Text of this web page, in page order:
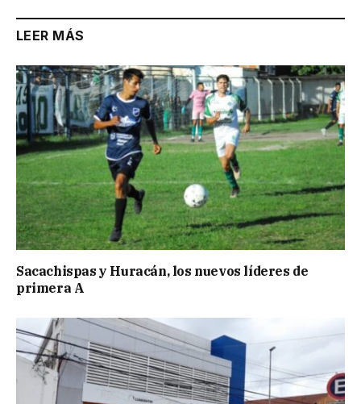
LEER MÁS
Sacachispas y Huracán, los nuevos líderes de
primera A